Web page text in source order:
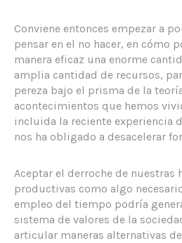
Conviene entonces empezar a
pensar en el no hacer, en cómo
manera eficaz una enorme
amplia cantidad de recursos,
pereza bajo el prisma de la
acontecimientos que hemos
incluida la reciente experiencia
nos ha obligado a desacelerar
Aceptar el derroche de nuestras
productivas como algo
empleo del tiempo podría
sistema de valores de la
articular maneras alternativas